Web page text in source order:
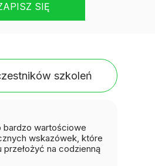
SIĘ
szkoleń
bardzo wartościowe
wskazówek, które
przełożyć na codzienną